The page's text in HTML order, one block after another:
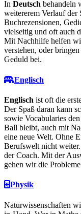
In Deutsch behandeln
weitererem Verlauf der
Buchrezensionen,
vielseitig und oft auch
Mit Nachhilfe helfen
verstehen, oder
Geduld bei.
Englisch
Englisch ist oft die
Der Spaß daran kann
sowie Vocabularies
Ball bleibt, auch mit
eine neue Welt. Ohne
Berufswelt nicht
der Coach. Mit der
gehen wir die
Physik
Naturwissenschaften